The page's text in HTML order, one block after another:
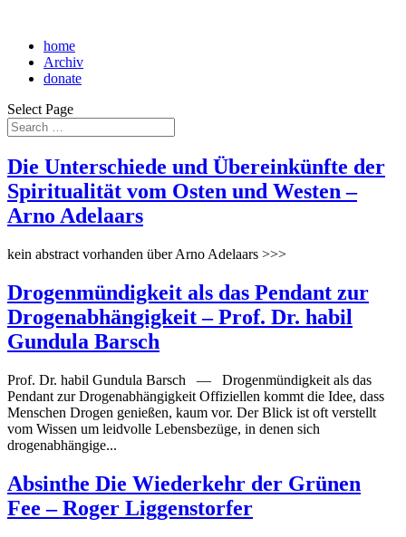
home
Archiv
donate
Select Page
Die Unterschiede und Übereinkünfte der
Spiritualität vom Osten und Westen –
Arno Adelaars
kein abstract vorhanden über Arno Adelaars >>>
Drogenmündigkeit als das Pendant zur
Drogenabhängigkeit – Prof. Dr. habil
Gundula Barsch
Prof. Dr. habil Gundula Barsch — Drogenmündigkeit als das
Pendant zur Drogenabhängigkeit Offiziellen kommt die Idee, dass
Menschen Drogen genießen, kaum vor. Der Blick ist oft verstellt
vom Wissen um leidvolle Lebensbezüge, in denen sich
drogenabhängige...
Absinthe Die Wiederkehr der Grünen
Fee – Roger Liggenstorfer